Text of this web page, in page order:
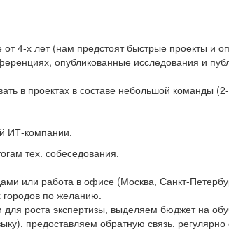
4-х лет (нам предстоят быстрые проекты и
опубликованные исследования и
в проектах в составе небольшой команды
ИТ-компании.
тех. собеседования.
или работа в офисе (Москва, Санкт-
городов по желанию.
роста экспертизы, выделяем бюджет на
предоставляем обратную связь,